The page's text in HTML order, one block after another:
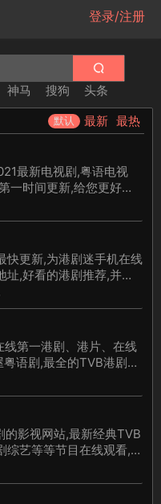
登录/注册
神马 搜狗 头条
默认 最新 最热
最新电视剧,粤语电视
一时间更新,给您更好的
更新,为港剧迷手机在线
,好看的港剧推荐,并有
看
第一港剧、港片、在线
语剧,最全的TVB港剧粤
影视网站,最新经典TVB
艺等等节目在线观看,原